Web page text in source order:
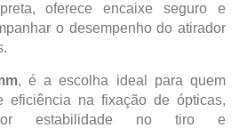
oferece encaixe seguro e
o desempenho do atirador
, é a escolha ideal para quem
eficiência na fixação de ópticas,
estabilidade no tiro e